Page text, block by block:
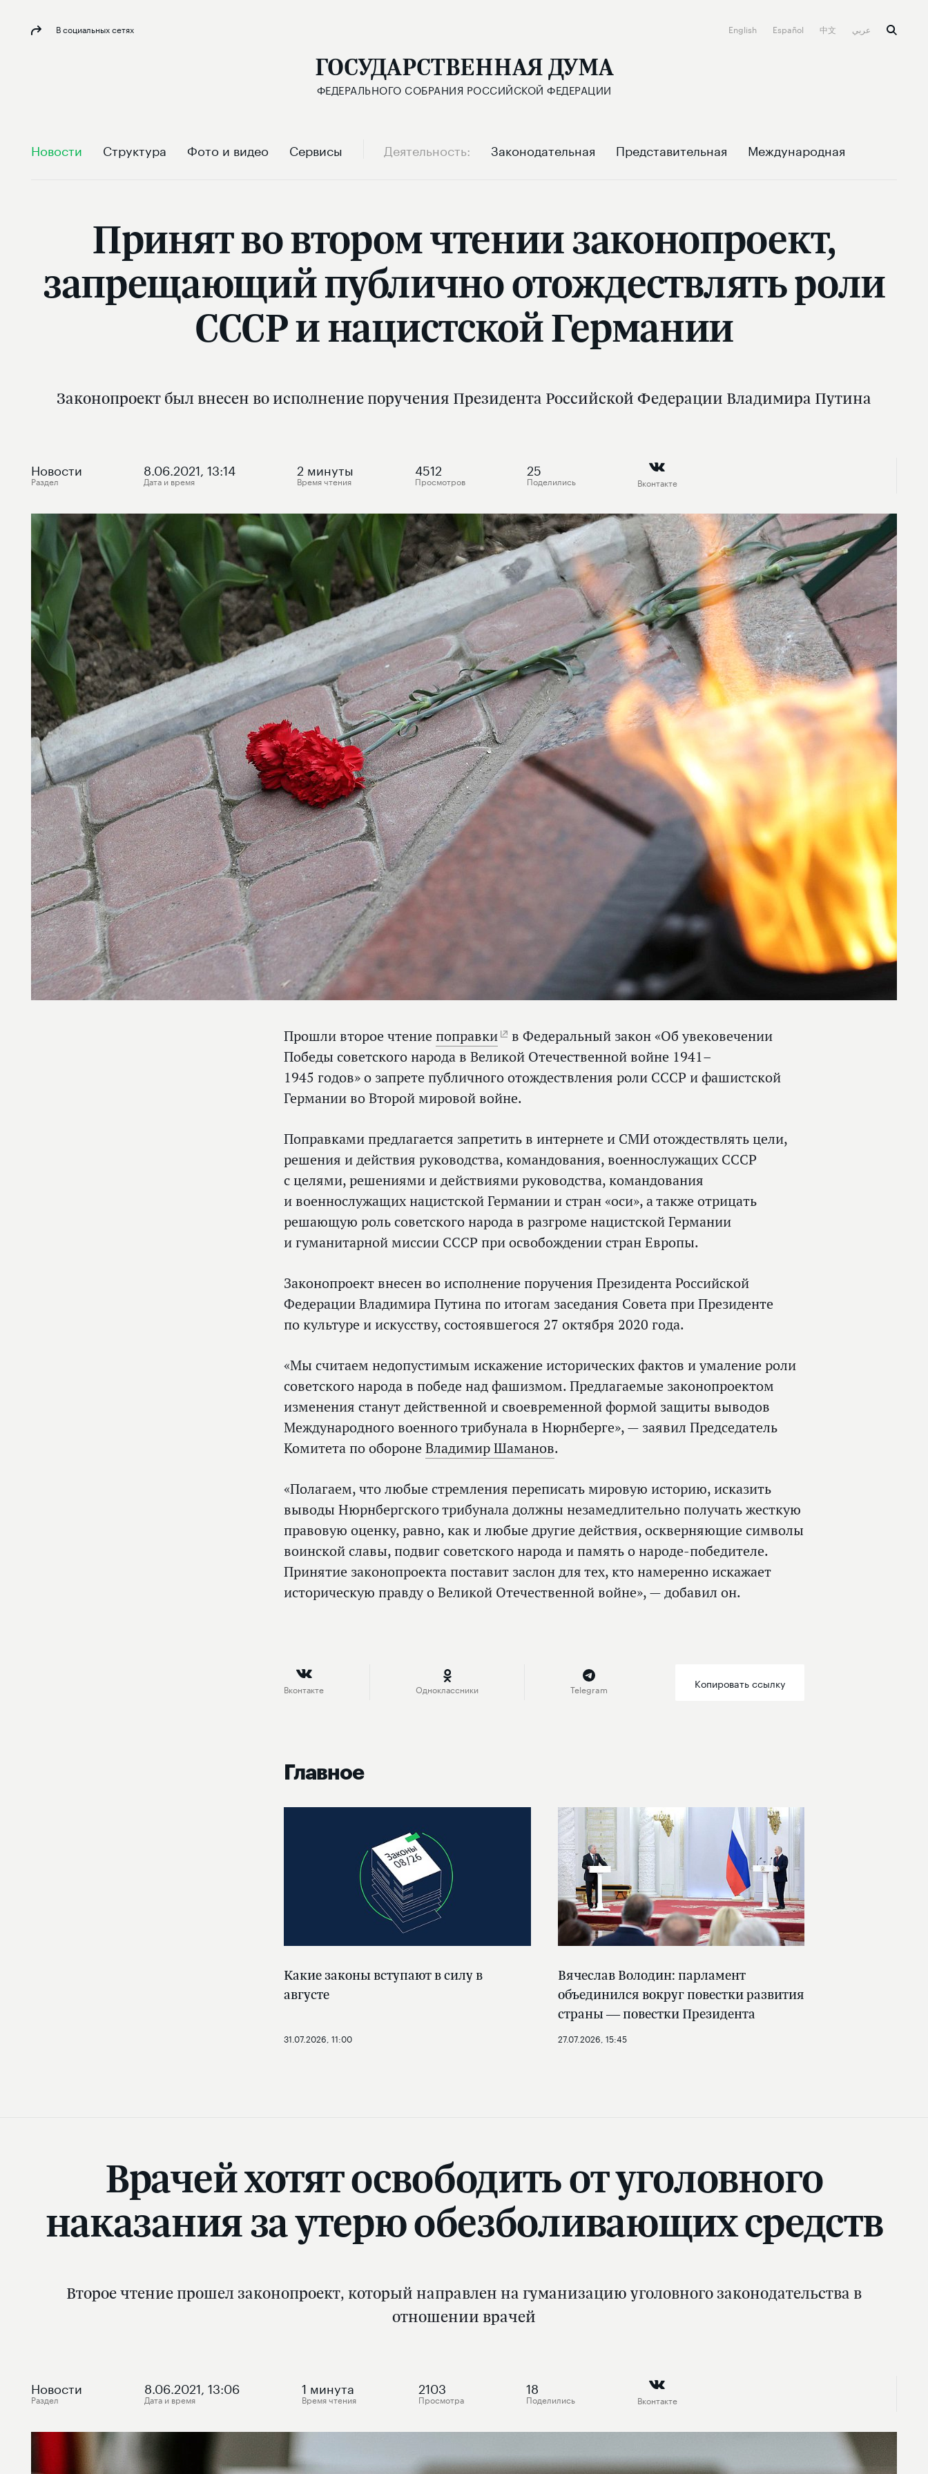
В социальных сетях English Español 中文
ГОСУДАРСТВЕННАЯ ДУМА
ФЕДЕРАЛЬНОГО СОБРАНИЯ РОССИЙСКОЙ ФЕДЕРАЦИИ
Новости Структура Фото и видео Сервисы Деятельность Законодательная Представительная Международная
Принят во втором чтении законопроект,
запрещающий публично отождествлять роли
СССР и нацистской Германии
Законопроект был внесен во исполнение поручения Президента Российской Федерации Владимира Путина
Новости
Раздел
8.06.2021, 13:14
Дата и время
2 минуты
Время чтения
4512
Просмотров
25
Поделились Вконтакте
Прошли второе чтение поправки
в Федеральный закон «Об увековечении
Победы советского народа в Великой Отечественной войне 1941–
1945 годов» о запрете публичного отождествления роли СССР и фашистской
Германии во Второй мировой войне.
Поправками предлагается запретить в интернете и СМИ отождествлять цели,
решения и действия руководства, командования, военнослужащих СССР
с целями, решениями и действиями руководства, командования
и военнослужащих нацистской Германии и стран «оси», а также отрицать
решающую роль советского народа в разгроме нацистской Германии
и гуманитарной миссии СССР при освобождении стран Европы.
Законопроект внесен во исполнение поручения Президента Российской
Федерации Владимира Путина по итогам заседания Совета при Президенте
по культуре и искусству, состоявшегося 27 октября 2020 года.
«Мы считаем недопустимым искажение исторических фактов и умаление роли
советского народа в победе над фашизмом. Предлагаемые законопроектом
изменения станут действенной и своевременной формой защиты выводов
Международного военного трибунала в Нюрнберге», — заявил Председатель
Комитета по обороне Владимир Шаманов.
«Полагаем, что любые стремления переписать мировую историю, исказить
выводы Нюрнбергского трибунала должны незамедлительно получать жесткую
правовую оценку, равно, как и любые другие действия, оскверняющие символы
воинской славы, подвиг советского народа и память о народе-победителе.
Принятие законопроекта поставит заслон для тех, кто намеренно искажает
историческую правду о Великой Отечественной войне», — добавил он.
Вконтакте Одноклассники Telegram Копировать ссылку
Главное
Какие законы вступают в силу в
августе
31.07.2026, 11:00
Вячеслав Володин: парламент
объединился вокруг повестки развития
страны — повестки Президента
27.07.2026, 15:45
Врачей хотят освободить от уголовного
наказания за утерю обезболивающих средств
Второе чтение прошел законопроект, который направлен на гуманизацию уголовного законодательства в
отношении врачей
Новости
Раздел
8.06.2021, 13:06
Дата и время
1 минута
Время чтения
2103
Просмотра
18
Поделились Вконтакте